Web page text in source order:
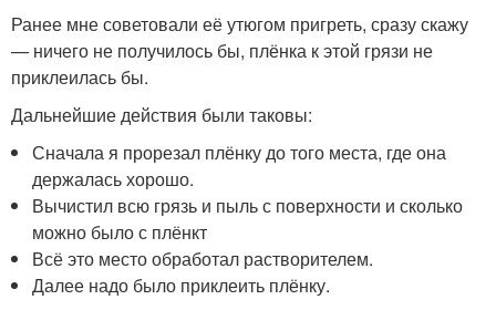
Ранее мне советовали её утюгом пригреть, сразу скажу
— ничего не получилось бы, плёнка к этой грязи не
приклеилась бы.
Дальнейшие действия были таковы:
Сначала я прорезал плёнку до того места, где она
держалась хорошо.
Вычистил всю грязь и пыль с поверхности и сколько
можно было с плёнкт
Всё это место обработал растворителем.
Далее надо было приклеить плёнку.